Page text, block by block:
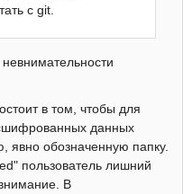
с git.
в том, чтобы для
данных
явно обозначенную папку.
пользователь лишний
В